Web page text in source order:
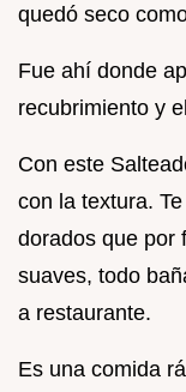
quedó seco
Fue ahí donde
recubrimiento y
Con este
con la textura.
dorados que por
suaves, todo
a restaurante.
Es una comida